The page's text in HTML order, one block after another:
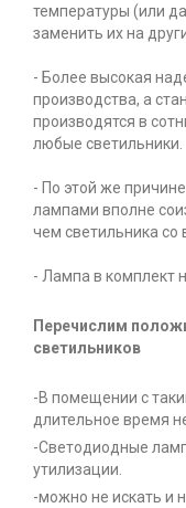
температуры (или
заменить их на
- Более высокая
производства, а
производятся в
любые светильники.
- По этой же
лампами вполне
чем светильника
- Лампа в комплект
Перечислим
светильников
-В помещении с
длительное время
-Светодиодные
утилизации.
-можно не искать и